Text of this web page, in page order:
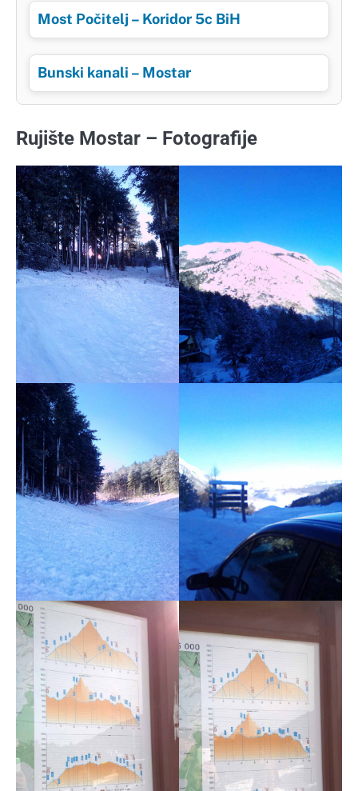
Most Počitelj – Koridor 5c BiH
Bunski kanali – Mostar
Rujište Mostar – Fotografije